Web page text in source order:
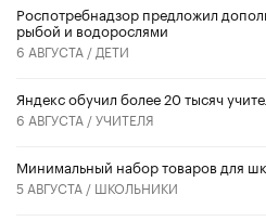
Роспотребнадзор предложил
рыбой и водорослями
6 АВГУСТА / ДЕТИ
​Яндекс обучил более 20 тысяч
6 АВГУСТА /УЧИТЕЛЯ
Минимальный набор товаров для
5 АВГУСТА / ШКОЛЬНИКИ